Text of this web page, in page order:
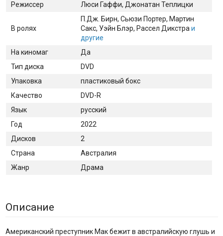
Режиссер Люси Гаффи, Джонатан Теплицки
В ролях
П.Дж. Бирн, Сьюзи Портер, Мартин
Сакс, Уэйн Блэр, Рассел Дикстра и
другие
На киномаг
Да
Тип диска
DVD
Упаковка
пластиковый бокс
Качество
DVD-R
Язык
русский
Год
2022
Дисков
2
Страна
Австралия
Жанр
Драма
Описание
Американский преступник Мак бежит в австралийскую глушь и